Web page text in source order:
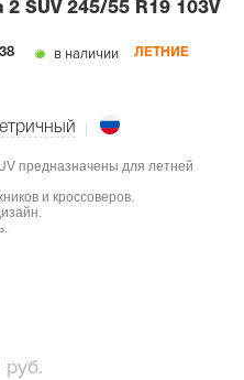
2 SUV 245/55 R19 103V
в наличии ЛЕТНИЕ
предназначены для летней
и кроссоверов.
руб.